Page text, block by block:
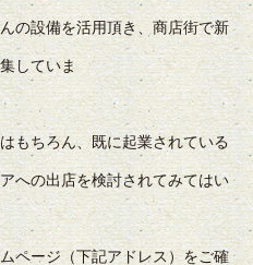
の設備を活用頂き、商店街で新
していま
もちろん、既に起業されている
への出店を検討されてみてはい
ページ（下記アドレス）をご確